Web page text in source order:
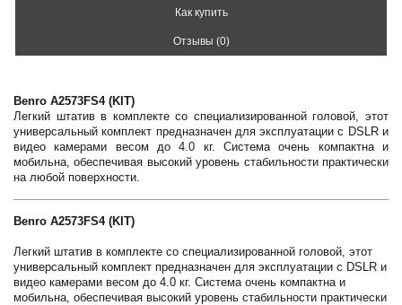
Как купить
Отзывы (0)
Benro A2573FS4 (KIT)
Легкий штатив в комплекте со специализированной головой, этот
универсальный комплект предназначен для эксплуатации с DSLR и
видео камерами весом до 4.0 кг. Система очень компактна и
мобильна, обеспечивая высокий уровень стабильности практически
на любой поверхности.
Benro A2573FS4 (KIT)
Легкий штатив в комплекте со специализированной головой, этот
универсальный комплект предназначен для эксплуатации с DSLR и
видео камерами весом до 4.0 кг. Система очень компактна и
мобильна, обеспечивая высокий уровень стабильности практически